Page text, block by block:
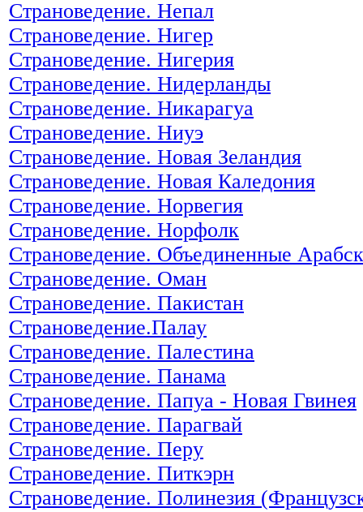
Страноведение. Непал
Страноведение. Нигер
Страноведение. Нигерия
Страноведение. Нидерланды
Страноведение. Никарагуа
Страноведение. Ниуэ
Страноведение. Новая Зеландия
Страноведение. Новая Каледония
Страноведение. Норвегия
Страноведение. Норфолк
Страноведение. Объединенные
Страноведение. Оман
Страноведение. Пакистан
Страноведение.Палау
Страноведение. Палестина
Страноведение. Панама
Страноведение. Папуа - Новая Гвинея
Страноведение. Парагвай
Страноведение. Перу
Страноведение. Питкэрн
Страноведение. Полинезия